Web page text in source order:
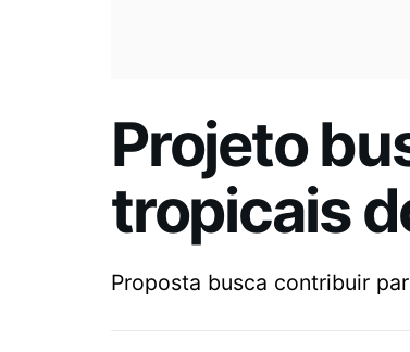
Projeto
tropicais
Proposta busca contribuir